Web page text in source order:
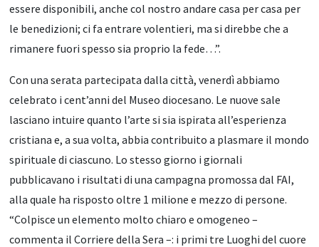
essere disponibili, anche col nostro andare casa per casa per
le benedizioni; ci fa entrare volentieri, ma si direbbe che a
rimanere fuori spesso sia proprio la fede…”.
Con una serata partecipata dalla città, venerdì abbiamo
celebrato i cent’anni del Museo diocesano. Le nuove sale
lasciano intuire quanto l’arte si sia ispirata all’esperienza
cristiana e, a sua volta, abbia contribuito a plasmare il mondo
spirituale di ciascuno. Lo stesso giorno i giornali
pubblicavano i risultati di una campagna promossa dal FAI,
alla quale ha risposto oltre 1 milione e mezzo di persone.
“Colpisce un elemento molto chiaro e omogeneo –
commenta il Corriere della Sera –: i primi tre Luoghi del cuore